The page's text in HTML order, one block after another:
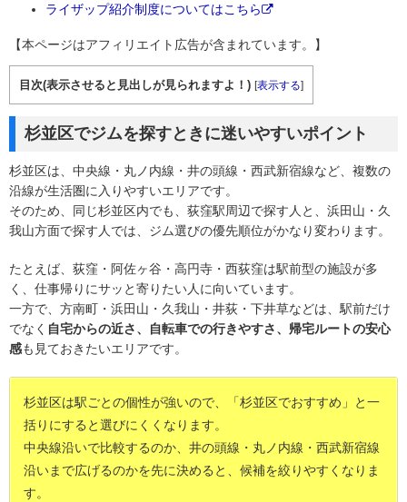
ライザップ紹介制度についてはこちら
【本ページはアフィリエイト広告が含まれています。】
目次(表示させると見出しが見られますよ！) [表示する]
杉並区でジムを探すときに迷いやすいポイント
杉並区は、中央線・丸ノ内線・井の頭線・西武新宿線など、複数の
沿線が生活圏に入りやすいエリアです。
そのため、同じ杉並区内でも、荻窪駅周辺で探す人と、浜田山・久
我山方面で探す人では、ジム選びの優先順位がかなり変わります。
たとえば、荻窪・阿佐ヶ谷・高円寺・西荻窪は駅前型の施設が多
く、仕事帰りにサッと寄りたい人に向いています。
一方で、方南町・浜田山・久我山・井荻・下井草などは、駅前だけ
でなく 自宅からの近さ、自転車での行きやすさ、帰宅ルートの安心
感も見ておきたいエリアです。
杉並区は駅ごとの個性が強いので、「杉並区でおすすめ」と一
括りにすると選びにくくなります。
中央線沿いで比較するのか、井の頭線・丸ノ内線・西武新宿線
沿いまで広げるのかを先に決めると、候補を絞りやすくなりま
す。